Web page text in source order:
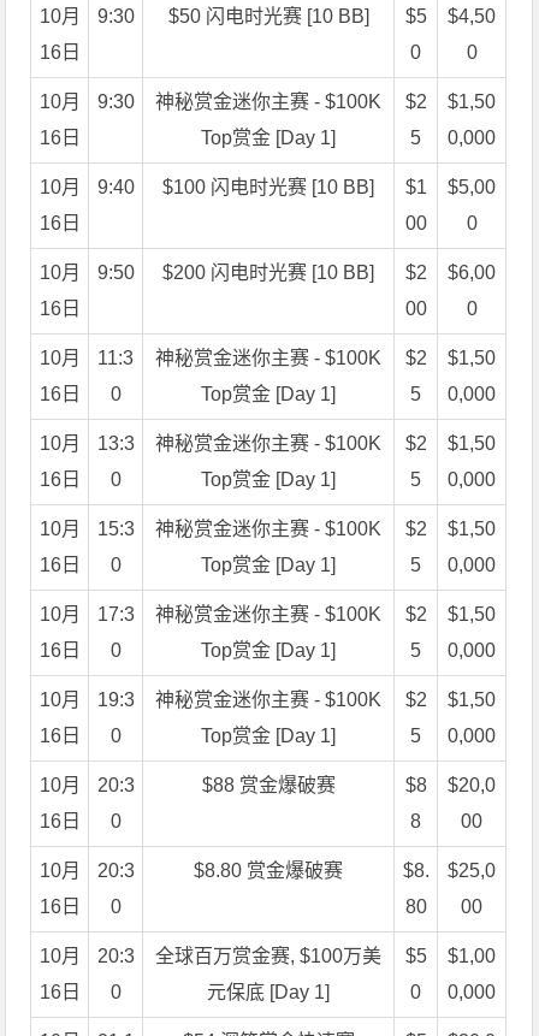
10月
16日
9:30 $50 闪电时光赛 [10 BB]
$5
0
$4,50
0
10月
16日
9:30
神秘赏金迷你主赛 - $100K
Top赏金 [Day 1]
$2
5
$1,50
0,000
10月
16日
9:40 $100 闪电时光赛 [10 BB]
$1
00
$5,00
0
10月
16日
9:50 $200 闪电时光赛 [10 BB]
$2
00
$6,00
0
10月
16日
11:3
0
神秘赏金迷你主赛 - $100K
Top赏金 [Day 1]
$2
5
$1,50
0,000
10月
16日
13:3
0
神秘赏金迷你主赛 - $100K
Top赏金 [Day 1]
$2
5
$1,50
0,000
10月
16日
15:3
0
神秘赏金迷你主赛 - $100K
Top赏金 [Day 1]
$2
5
$1,50
0,000
10月
16日
17:3
0
神秘赏金迷你主赛 - $100K
Top赏金 [Day 1]
$2
5
$1,50
0,000
10月
16日
19:3
0
神秘赏金迷你主赛 - $100K
Top赏金 [Day 1]
$2
5
$1,50
0,000
10月
16日
20:3
0
$88 赏金爆破赛
$8
8
$20,0
00
10月
16日
20:3
0
$8.80 赏金爆破赛
$8.
80
$25,0
00
10月
16日
20:3
0
全球百万赏金赛, $100万美
元保底 [Day 1]
$5
0
$1,00
0,000